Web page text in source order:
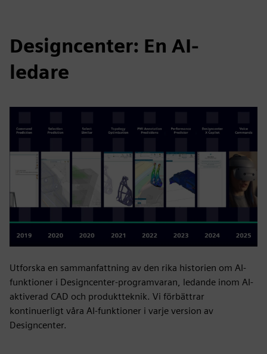
Designcenter: En AI-
ledare
Utforska en sammanfattning av den rika historien om AI-
funktioner i Designcenter-programvaran, ledande inom AI-
aktiverad CAD och produktteknik. Vi förbättrar
kontinuerligt våra AI-funktioner i varje version av
Designcenter.